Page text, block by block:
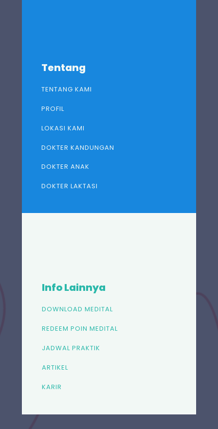
Tentang
TENTANG KAMI
PROFIL
LOKASI KAMI
DOKTER KANDUNGAN
DOKTER ANAK
DOKTER LAKTASI
Info Lainnya
DOWNLOAD MEDITAL
REDEEM POIN MEDITAL
JADWAL PRAKTIK
ARTIKEL
KARIR